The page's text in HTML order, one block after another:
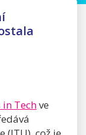
Techve